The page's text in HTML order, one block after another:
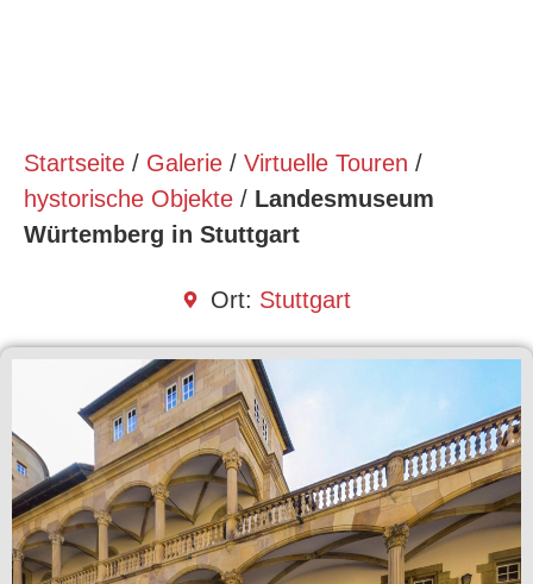
Startseite / Galerie / Virtuelle Touren /
hystorische Objekte / Landesmuseum
Würtemberg in Stuttgart
Ort: Stuttgart